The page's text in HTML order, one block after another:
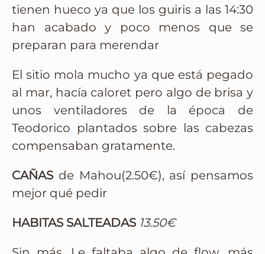
tienen hueco ya que los guiris a las 14:30
han acabado y poco menos que se
preparan para merendar
El sitio mola mucho ya que está pegado
al mar, hacía caloret pero algo de brisa y
unos ventiladores de la época de
Teodorico plantados sobre las cabezas
compensaban gratamente.
CAÑASde Mahou(2.50€), así pensamos
mejor qué pedir
HABITAS SALTEADAS 13.50€